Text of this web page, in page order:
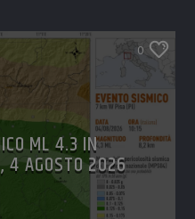
0
ML 4.3 IN
4 AGOSTO 2026